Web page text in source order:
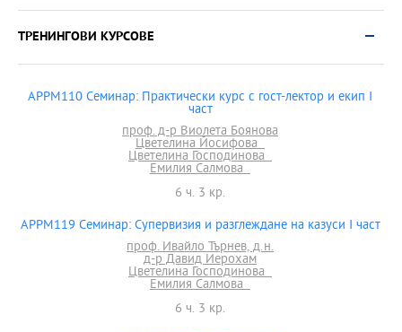
ТРЕНИНГОВИ КУРСОВЕ
APPM110 Семинар: Практически курс с гост-лектор и екип I
част
проф. д-р Виолета Боянова
Цветелина Йосифова
Цветелина Господинова
Емилия Салмова
6 ч. 3 кр.
APPM119 Семинар: Супервизия и разглеждане на казуси І част
проф. Ивайло Търнев, д.н.
д-р Давид Иерохам
Цветелина Господинова
Емилия Салмова
6 ч. 3 кр.